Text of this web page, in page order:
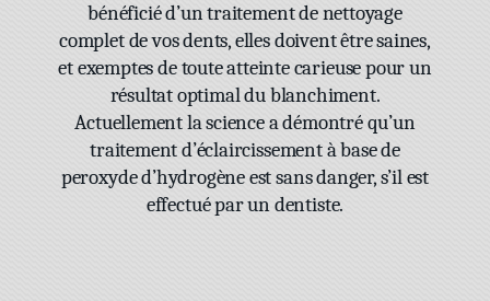
bénéficié d’un traitement de nettoyage
complet de vos dents, elles doivent être saines,
et exemptes de toute atteinte carieuse pour un
résultat optimal du blanchiment.
Actuellement la science a démontré qu’un
traitement d’éclaircissement à base de
peroxyde d’hydrogène est sans danger, s’il est
effectué par un dentiste.